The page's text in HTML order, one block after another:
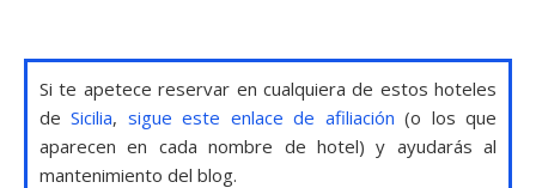
Si te apetece reservar en cualquiera de estos hoteles
de Sicilia, sigue este enlace de afiliación (o los que
aparecen en cada nombre de hotel) y ayudarás al
mantenimiento del blog.